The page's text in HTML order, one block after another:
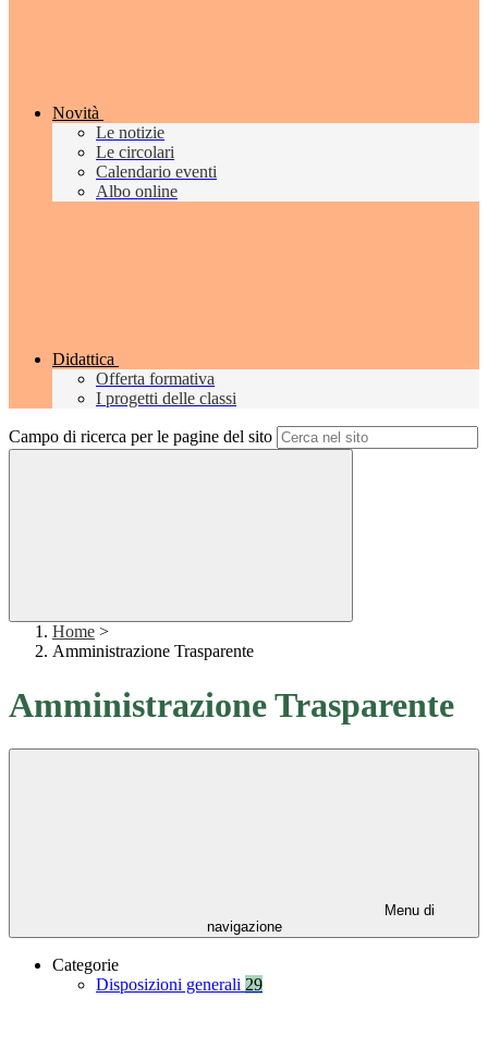
Novità
Le notizie
Le circolari
Calendario eventi
Albo online
Didattica
Offerta formativa
I progetti delle classi
Campo di ricerca per le pagine del sito
Home >
Amministrazione Trasparente
Amministrazione Trasparente
Menu di
navigazione
Categorie
Disposizioni generali 29